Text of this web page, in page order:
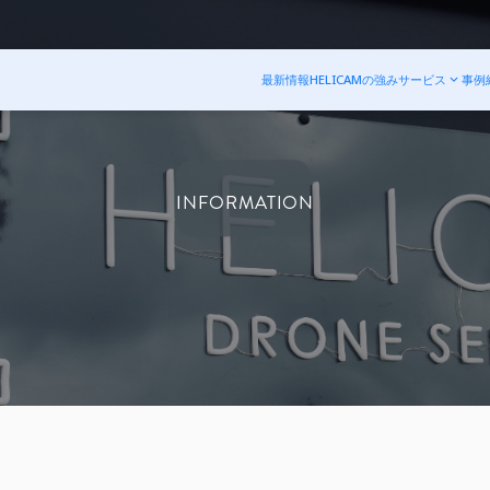
最新情報HELICAMの強みサービス 事例
INFORMATION